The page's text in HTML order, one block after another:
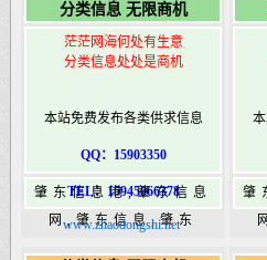
港
港
分类信息 无限商机
茫茫网海何处有生意
分类信息处处是商机
本站免费发布各类供求信息
QQ：15903350
TEL：15945066378
肇东信息港,肇东信息
网,肇东信息,肇东
www.zhaodongshi.net
肇